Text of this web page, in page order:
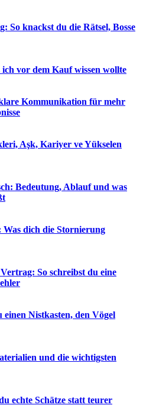
So knackst du die Rätsel, Bosse
vor dem Kauf wissen wollte
Kommunikation für mehr
Aşk, Kariyer ve Yükselen
Bedeutung, Ablauf und was
dich die Stornierung
So schreibst du eine
einen Nistkasten, den Vögel
und die wichtigsten
echte Schätze statt teurer